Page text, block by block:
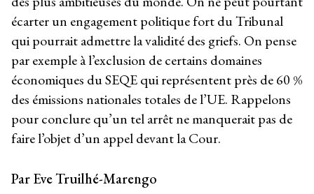
écarter un engagement politique fort du Tribunal
qui pourrait admettre la validité des griefs. On pense
par exemple à l’exclusion de certains domaines
économiques du SEQE qui représentent près de 60 %
des émissions nationales totales de l’UE. Rappelons
pour conclure qu’un tel arrêt ne manquerait pas de
faire l’objet d’un appel devant la Cour.
Par Eve Truilhé-Marengo